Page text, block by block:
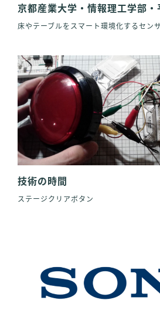
京都産業大学・情報理工学部・
床やテーブルをスマート環境化するセン
技術の時間
ステージクリアボタン